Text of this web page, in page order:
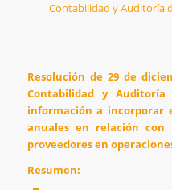
Contabilidad y Auditoría
Resolución de 29 de
Contabilidad y Auditoría
información a incorporar
anuales en relación con
proveedores en
Resumen: